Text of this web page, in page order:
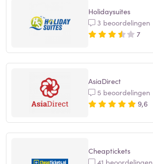
Holidaysuites
3 beoordelingen
7
AsiaDirect
5 beoordelingen
9,6
Cheaptickets